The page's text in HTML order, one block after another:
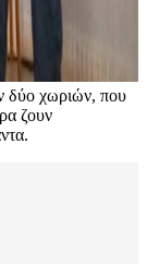
δύο χωριών, που
ζουν